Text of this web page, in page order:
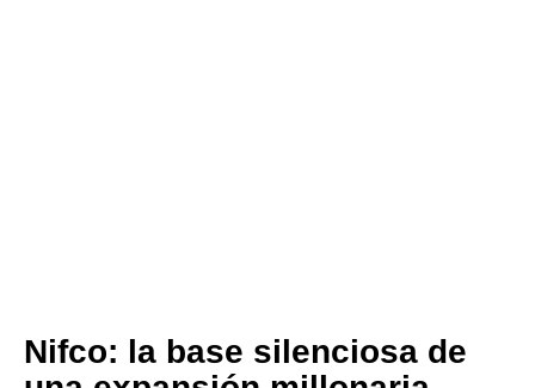
Nifco: la base silenciosa de